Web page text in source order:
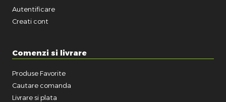
Autentificare
Creati cont
Comenzi si livrare
Produse Favorite
Cautare comanda
Livrare si plata